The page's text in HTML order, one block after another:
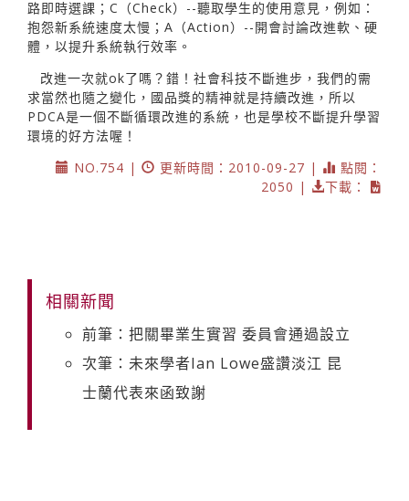
路即時選課；C（Check）--聽取學生的使用意見，例如：
抱怨新系統速度太慢；A（Action）--開會討論改進軟、硬
體，以提升系統執行效率。
改進一次就ok了嗎？錯！社會科技不斷進步，我們的需
求當然也隨之變化，國品獎的精神就是持續改進，所以
PDCA是一個不斷循環改進的系統，也是學校不斷提升學習
環境的好方法喔！
NO.754 |
更新時間：2010-09-27 |
點閱：
2050 |
下載：
相關新聞
前筆：把關畢業生實習 委員會通過設立
次筆：未來學者Ian Lowe盛讚淡江 昆
士蘭代表來函致謝